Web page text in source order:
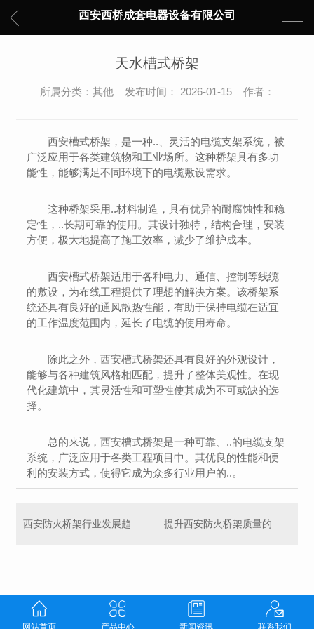
西安西桥成套电器设备有限公司
天水槽式桥架
所属分类：其他 发布时间： 2026-01-15 作者：
西安槽式桥架，是一种..、灵活的电缆支架系统，被
广泛应用于各类建筑物和工业场所。这种桥架具有多功
能性，能够满足不同环境下的电缆敷设需求。
这种桥架采用..材料制造，具有优异的耐腐蚀性和稳
定性，..长期可靠的使用。其设计独特，结构合理，安装
方便，极大地提高了施工效率，减少了维护成本。
西安槽式桥架适用于各种电力、通信、控制等线缆
的敷设，为布线工程提供了理想的解决方案。该桥架系
统还具有良好的通风散热性能，有助于保持电缆在适宜
的工作温度范围内，延长了电缆的使用寿命。
除此之外，西安槽式桥架还具有良好的外观设计，
能够与各种建筑风格相匹配，提升了整体美观性。在现
代化建筑中，其灵活性和可塑性使其成为不可或缺的选
择。
总的来说，西安槽式桥架是一种可靠、..的电缆支架
系统，广泛应用于各类工程项目中。其优良的性能和便
利的安装方式，使得它成为众多行业用户的..。
网站首页 产品中心 新闻资讯 联系我们